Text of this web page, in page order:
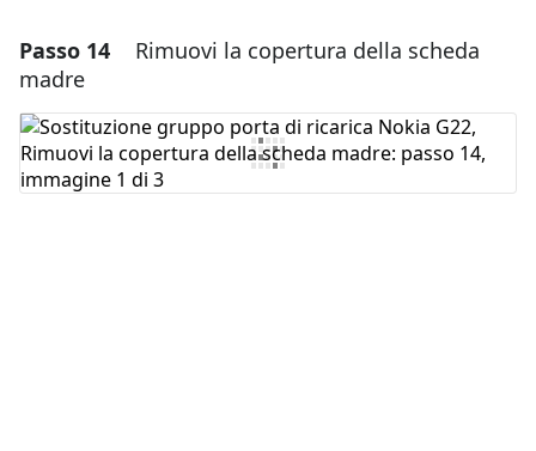
Aggiungi un commento
Aggiungi Commento
Passo 14
Rimuovi la copertura della scheda
madre